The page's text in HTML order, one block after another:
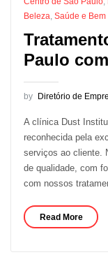
Beleza, Saúde e Bem
Paulo
by Diretório de
A clínica Dust
reconhecida pela
serviços ao cliente.
de qualidade, com
com nossos
Read More